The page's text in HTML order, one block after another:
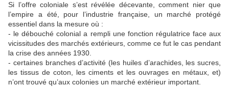
Si l’offre coloniale s’est révélée décevante, comment nier que
l’empire a été, pour l’industrie française, un marché protégé
essentiel dans la mesure où :
- le débouché colonial a rempli une fonction régulatrice face aux
vicissitudes des marchés extérieurs, comme ce fut le cas pendant
la crise des années 1930.
- certaines branches d’activité (les huiles d’arachides, les sucres,
les tissus de coton, les ciments et les ouvrages en métaux, et)
n’ont trouvé qu’aux colonies un marché extérieur important.